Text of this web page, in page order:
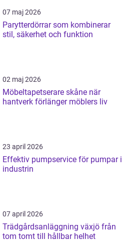
07 maj 2026
Parytterdörrar som kombinerar
stil, säkerhet och funktion
02 maj 2026
Möbeltapetserare skåne när
hantverk förlänger möblers liv
23 april 2026
Effektiv pumpservice för pumpar i
industrin
07 april 2026
Trädgårdsanläggning växjö från
tom tomt till hållbar helhet